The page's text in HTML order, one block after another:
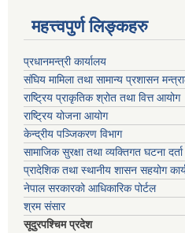
महत्त्वपुर्ण लिङ्कहरु
प्रधानमन्त्री कार्यालय
संघिय मामिला तथा सामान्य प्रशासन
राष्ट्रिय प्राकृतिक श्रोत तथा वित्त आयोग
राष्ट्रिय योजना आयोग
केन्द्रीय पञ्जिकरण विभाग
सामाजिक सुरक्षा तथा व्यक्तिगत घटना दर्ता
प्रादेशिक तथा स्थानीय शासन सहयोग
नेपाल सरकारको आधिकारिक पोर्टल
श्रम संसार
सूदुरपश्चिम प्रदेश